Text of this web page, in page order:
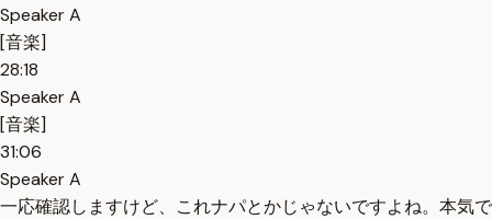
Speaker A
[音楽]
28:18
Speaker A
[音楽]
31:06
Speaker A
一応確認しますけど、これナパとかじゃないですよね。本気で